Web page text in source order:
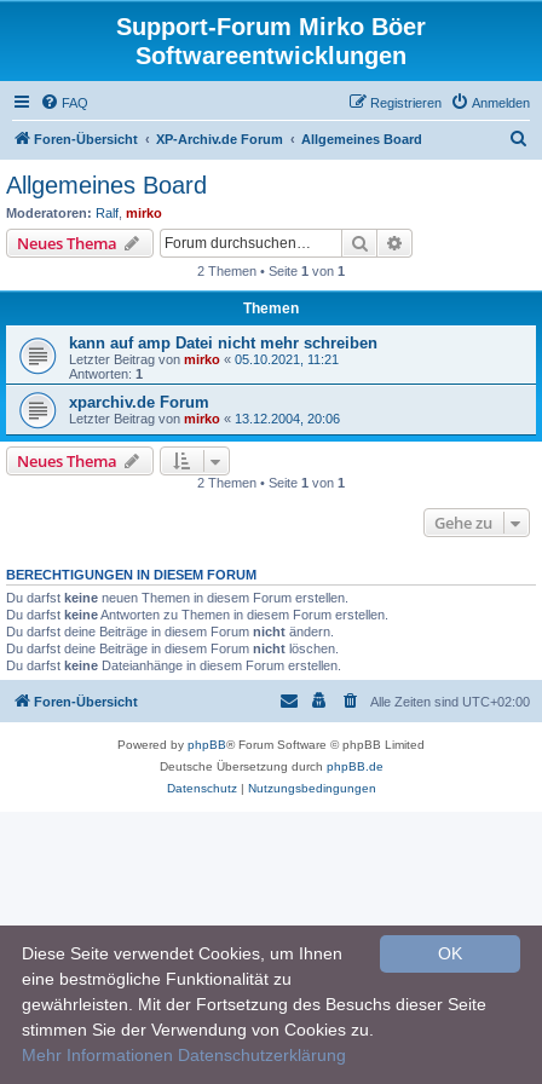
Support-Forum Mirko Böer
Softwareentwicklungen
FAQ Anmelden
Registrieren
Foren-Übersicht XP-Archiv.de Forum Allgemeines Board
Allgemeines Board
Moderatoren: Ralf mirko
Neues Thema Suche
2 Themen • Seite 1 von 1
Themen
kann auf amp Datei nicht mehr schreiben
Letzter Beitrag von mirko « 05.10.2021, 11:21
Antworten: 1
xparchiv.de Forum
Letzter Beitrag von mirko « 13.12.2004, 20:06
Neues Thema
2 Themen • Seite 1 von 1
Gehe zu
BERECHTIGUNGEN IN DIESEM FORUM
Du darfst keine neuen Themen in diesem Forum erstellen.
Du darfst keineAntworten zu Themen in diesem Forum erstellen.
Du darfst deine Beiträge in diesem Forum nicht ändern.
Du darfst deine Beiträge in diesem Forum nicht löschen.
Du darfst keine Dateianhänge in diesem Forum erstellen.
Foren-Übersicht Alle Zeiten sind UTC+02:00
Powered by phpBB® Forum Software © phpBB Limited
Deutsche Übersetzung durch phpBB.de
Datenschutz| Nutzungsbedingungen
OK
Diese Seite verwendet Cookies, um Ihnen
eine bestmögliche Funktionalität zu
gewährleisten. Mit der Fortsetzung des Besuchs dieser Seite
stimmen Sie der Verwendung von Cookies zu.
Mehr Informationen Datenschutzerklärung